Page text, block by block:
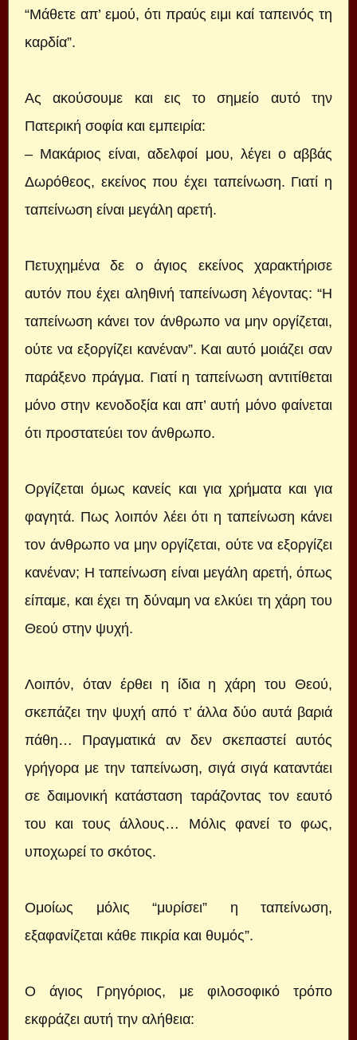
“Μάθετε απ’ εμού, ότι πραύς ειμι καί ταπεινός τη
καρδία”.
Ας ακούσουμε και εις το σημείο αυτό την
Πατερική σοφία και εμπειρία:
– Μακάριος είναι, αδελφοί μου, λέγει ο αββάς
Δωρόθεος, εκείνος που έχει ταπείνωση. Γιατί η
ταπείνωση είναι μεγάλη αρετή.
Πετυχημένα δε ο άγιος εκείνος χαρακτήρισε
αυτόν που έχει αληθινή ταπείνωση λέγοντας: “Η
ταπείνωση κάνει τον άνθρωπο να μην οργίζεται,
ούτε να εξοργίζει κανέναν”. Και αυτό μοιάζει σαν
παράξενο πράγμα. Γιατί η ταπείνωση αντιτίθεται
μόνο στην κενοδοξία και απ’ αυτή μόνο φαίνεται
ότι προστατεύει τον άνθρωπο.
Οργίζεται όμως κανείς και για χρήματα και για
φαγητά. Πως λοιπόν λέει ότι η ταπείνωση κάνει
τον άνθρωπο να μην οργίζεται, ούτε να εξοργίζει
κανέναν; Η ταπείνωση είναι μεγάλη αρετή, όπως
είπαμε, και έχει τη δύναμη να ελκύει τη χάρη του
Θεού στην ψυχή.
Λοιπόν, όταν έρθει η ίδια η χάρη του Θεού,
σκεπάζει την ψυχή από τ’ άλλα δύο αυτά βαριά
πάθη… Πραγματικά αν δεν σκεπαστεί αυτός
γρήγορα με την ταπείνωση, σιγά σιγά καταντάει
σε δαιμονική κατάσταση ταράζοντας τον εαυτό
του και τους άλλους… Μόλις φανεί το φως,
υποχωρεί το σκότος.
Ομοίως μόλις “μυρίσει” η ταπείνωση,
εξαφανίζεται κάθε πικρία και θυμός”.
Ο άγιος Γρηγόριος, με φιλοσοφικό τρόπο
εκφράζει αυτή την αλήθεια: